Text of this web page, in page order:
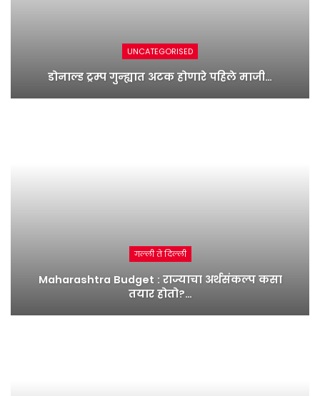
UNCATEGORISED
डोनाल्ड ट्रम्प गुन्ह्यात अटक होणारे पहिले माजी…
गल्ली ते दिल्ली
Maharashtra Budget : राज्याचा अर्थसंकल्प कसा
तयार होतो?…